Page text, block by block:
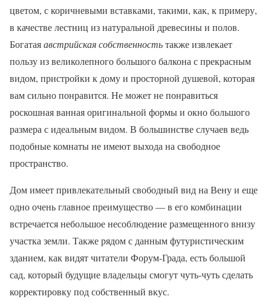
цветом, с коричневыми вставками, такими, как, к примеру,
в качестве лестниц из натуральной древесины и полов.
Богатаяавстрийская собственностьтакже извлекает
пользу из великолепного большого балкона с прекрасным
видом, пристройки к дому и просторной душевой, которая
вам сильно понравится. Не может не понравиться
роскошная ванная оригинальной формы и окно большого
размера с идеальным видом. В большинстве случаев ведь
подобные комнаты не имеют выхода на свободное
пространство.
Дом имеет привлекательный свободный вид на Вену и еще
одно очень главное преимущество — в его комбинации
встречается небольшое несоблюдение размещенного внизу
участка земли. Также рядом с данным футуристическим
зданием, как видят читатели Форум-Града, есть большой
сад, который будущие владельцы смогут чуть-чуть сделать
корректировку под собственный вкус.